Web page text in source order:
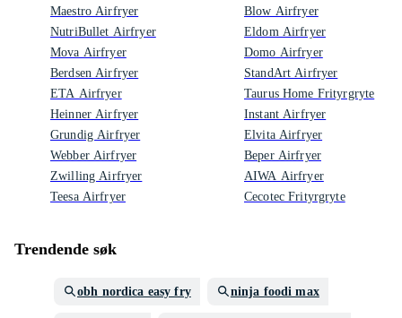
Maestro Airfryer
NutriBullet Airfryer
Mova Airfryer
Berdsen Airfryer
ETA Airfryer
Heinner Airfryer
Grundig Airfryer
Webber Airfryer
Zwilling Airfryer
Teesa Airfryer
Blow Airfryer
Eldom Airfryer
Domo Airfryer
StandArt Airfryer
Taurus Home Frityrgryte
Instant Airfryer
Elvita Airfryer
Beper Airfryer
AIWA Airfryer
Cecotec Frityrgryte
Trendende søk
obh nordica easy fry ninja foodi max